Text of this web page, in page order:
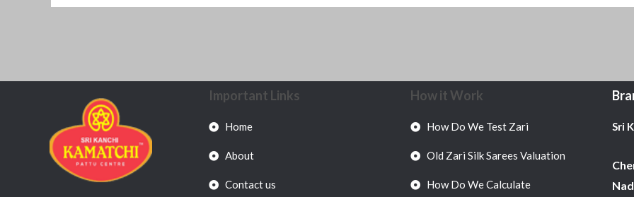
Important Links
Home
About
Contact us
How it Work
How Do We Test Zari
Old Zari Silk Sarees Valuation
How Do We Calculate
Sri